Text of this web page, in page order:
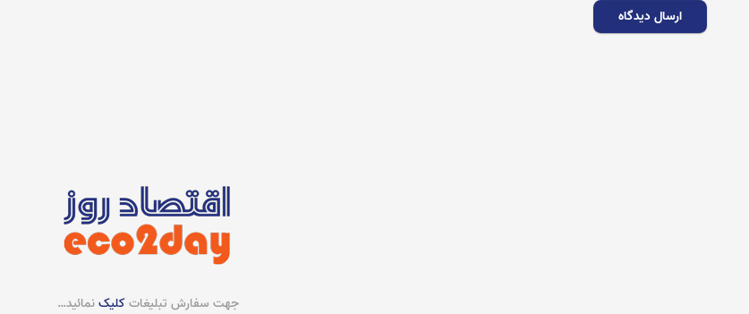
ارسال دیدگاه
جهت سفارش تبلیغات کلیکنمائید…